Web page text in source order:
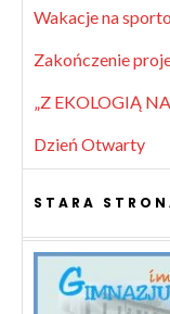
Wakacje na
Zakończenie
„Z EKOLOGIĄ
Dzień Otwarty
STARA